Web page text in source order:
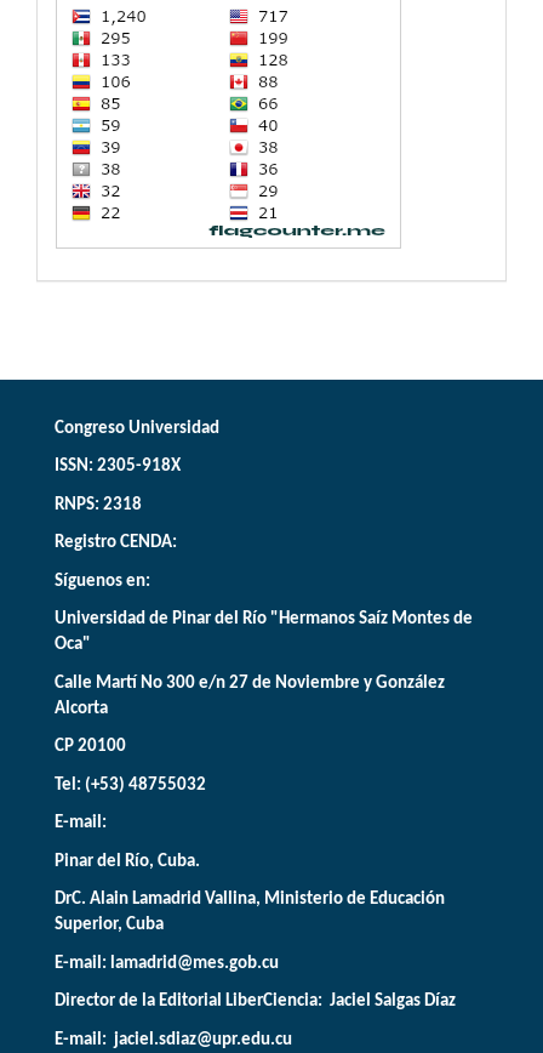
Congreso Universidad
ISSN: 2305-918X
RNPS: 2318
Registro CENDA:
Síguenos en:
Universidad de Pinar del Río "Hermanos Saíz Montes de
Oca"
Calle Martí No 300 e/n 27 de Noviembre y González
Alcorta
CP 20100
Tel: (+53) 48755032
E-mail:
Pinar del Río, Cuba.
DrC. Alain Lamadrid Vallina, Ministerio de Educación
Superior, Cuba
E-mail: lamadrid@mes.gob.cu
Director de la Editorial LiberCiencia: Jaciel Salgas Díaz
E-mail: jaciel.sdiaz@upr.edu.cu